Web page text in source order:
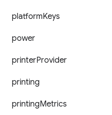
platformKeys
power
printerProvider
printing
printingMetrics